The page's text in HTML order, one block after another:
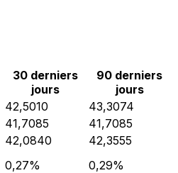
30 derniers
jours
90 derniers
jours
42,5010
43,3074
41,7085
41,7085
42,0840
42,3555
0,27% 0,29%